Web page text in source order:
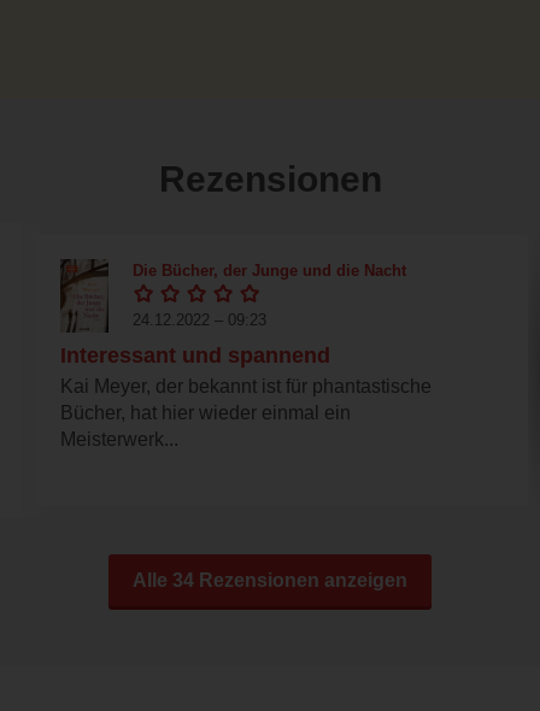
Rezensionen
Die Bücher, der Junge und die Nacht
24.12.2022 – 09:23
Interessant und spannend
Kai Meyer, der bekannt ist für phantastische
Bücher, hat hier wieder einmal ein
Meisterwerk...
Alle 34 Rezensionen anzeigen